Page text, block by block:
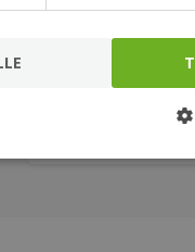
Kp71 Termostat -5 - 20
Varenr.: 472041071
817,00 kr.